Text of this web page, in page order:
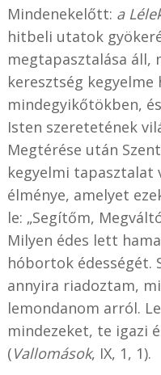
Mindenekelőtt: a
hitbeli utatok
megtapasztalása áll,
keresztség kegyelme
mindegyikőtökben,
Isten szeretetének
Megtérése után
kegyelmi tapasztalat
élménye, amelyet
le: „Segítőm,
Milyen édes lett
hóbortok édességét.
annyira riadoztam,
lemondanom arról.
mindezeket, te igazi
(Vallomások, IX, 1, 1).